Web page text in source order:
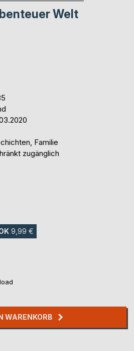
Welt
Familie
zugänglich
9,99 €
WARENKORB